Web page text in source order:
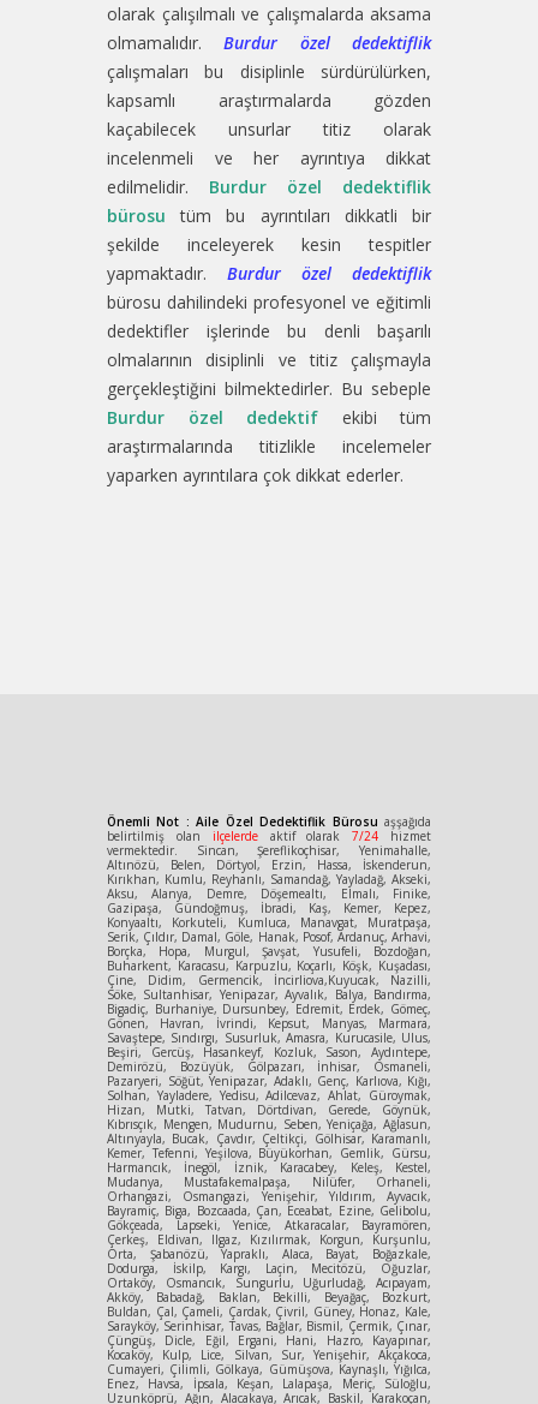
olarak çalışılmalı ve çalışmalarda aksama
olmamalıdır.Burdur özel dedektiflik
çalışmaları bu disiplinle sürdürülürken,
kapsamlı araştırmalarda gözden
kaçabilecek unsurlar titiz olarak
incelenmeli ve her ayrıntıya dikkat
edilmelidir. Burdur özel dedektiflik
bürosu tüm bu ayrıntıları dikkatli bir
şekilde inceleyerek kesin tespitler
yapmaktadır. Burdur özel dedektiflik
bürosu dahilindeki profesyonel ve eğitimli
dedektifler işlerinde bu denli başarılı
olmalarının disiplinli ve titiz çalışmayla
gerçekleştiğini bilmektedirler. Bu sebeple
Burdur özel dedektif ekibi tüm
araştırmalarında titizlikle incelemeler
yaparken ayrıntılara çok dikkat ederler.
Önemli Not : Aile Özel Dedektiflik Bürosu aşşağıda
belirtilmiş olan ilçelerdeaktif olarak7/24 hizmet
vermektedir. Sincan, Şereflikoçhisar, Yenimahalle,
Altınözü, Belen, Dörtyol, Erzin, Hassa, İskenderun,
Kırıkhan, Kumlu, Reyhanlı, Samandağ, Yayladağ, Akseki,
Aksu, Alanya, Demre, Döşemealtı, Elmalı, Finike,
Gazipaşa, Gündoğmuş, İbradi, Kaş, Kemer, Kepez,
Konyaaltı, Korkuteli, Kumluca, Manavgat, Muratpaşa,
Serik, Çıldır, Damal, Göle, Hanak, Posof, Ardanuç, Arhavi,
Borçka, Hopa, Murgul, Şavşat, Yusufeli, Bozdoğan,
Buharkent, Karacasu, Karpuzlu, Koçarlı, Köşk, Kuşadası,
Çine, Didim, Germencik, İncirliova,Kuyucak, Nazilli,
Söke, Sultanhisar, Yenipazar, Ayvalık, Balya, Bandırma,
Bigadiç, Burhaniye, Dursunbey, Edremit, Erdek, Gömeç,
Gönen, Havran, İvrindi, Kepsut, Manyas, Marmara,
Savaştepe, Sındırgı, Susurluk, Amasra, Kurucasile, Ulus,
Beşiri, Gercüş, Hasankeyf, Kozluk, Sason, Aydıntepe,
Demirözü, Bozüyük, Gölpazarı, İnhisar, Osmaneli,
Pazaryeri, Söğüt, Yenipazar, Adaklı, Genç, Karlıova, Kığı,
Solhan, Yayladere, Yedisu, Adilcevaz, Ahlat, Güroymak,
Hizan, Mutki, Tatvan, Dörtdivan, Gerede, Göynük,
Kıbrısçık, Mengen, Mudurnu, Seben, Yeniçağa, Ağlasun,
Altınyayla, Bucak, Çavdır, Çeltikçi, Gölhisar, Karamanlı,
Kemer, Tefenni, Yeşilova, Büyükorhan, Gemlik, Gürsu,
Harmancık, İnegöl, İznik, Karacabey, Keleş, Kestel,
Mudanya, Mustafakemalpaşa, Nilüfer, Orhaneli,
Orhangazi, Osmangazi, Yenişehir, Yıldırım, Ayvacık,
Bayramiç, Biga, Bozcaada, Çan, Eceabat, Ezine, Gelibolu,
Gökçeada, Lapseki, Yenice, Atkaracalar, Bayramören,
Çerkeş, Eldivan, Ilgaz, Kızılırmak, Korgun, Kurşunlu,
Orta, Şabanözü, Yapraklı, Alaca, Bayat, Boğazkale,
Dodurga, İskilp, Kargı, Laçin, Mecitözü, Oğuzlar,
Ortaköy, Osmancık, Sungurlu, Uğurludağ, Acıpayam,
Akköy, Babadağ, Baklan, Bekilli, Beyağaç, Bozkurt,
Buldan, Çal, Çameli, Çardak, Çivril, Güney, Honaz, Kale,
Sarayköy, Serinhisar, Tavas, Bağlar, Bismil, Çermik, Çınar,
Çüngüş, Dicle, Eğil, Ergani, Hani, Hazro, Kayapınar,
Kocaköy, Kulp, Lice, Silvan, Sur, Yenişehir, Akçakoca,
Cumayeri, Çilimli, Gölkaya, Gümüşova, Kaynaşlı, Yığılca,
Enez, Havsa, İpsala, Keşan, Lalapaşa, Meriç, Süloğlu,
Uzunköprü, Ağın, Alacakaya, Arıcak, Baskil, Karakoçan,